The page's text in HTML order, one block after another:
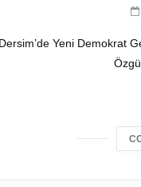
Yeni Demokrat